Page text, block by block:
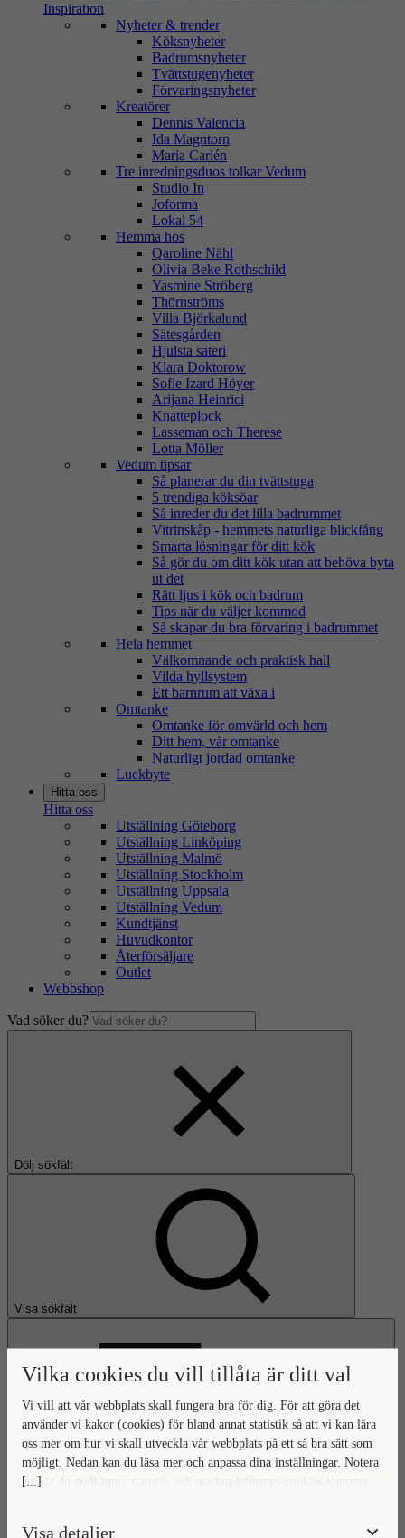
Vilka cookies du vill tillåta är ditt val
[...]
Vi vill att vår webbplats skall fungera bra för dig. För att göra det
använder vi kakor (cookies) för bland annat statistik så att vi kan lära
oss mer om hur vi skall utveckla vår webbplats på ett så bra sätt som
möjligt. Nedan kan du läsa mer och anpassa dina inställningar. Notera
att när du godkänner statistik och marknadsförings-cookies kommer
Visa detaljer
Inspiration
Nyheter & trender
Köksnyheter
Badrumsnyheter
Tvättstugenyheter
Förvaringsnyheter
Kreatörer
Dennis Valencia
Ida Magntorn
Maria Carlén
Tre inredningsduos tolkar Vedum
Studio In
Joforma
Lokal 54
Hemma hos
Qaroline Nähl
Olivia Beke Rothschild
Yasmine Ströberg
Thörnströms
Villa Björkalund
Sätesgården
Hjulsta säteri
Klara Doktorow
Sofie Izard Höyer
Arijana Heinrici
Knatteplock
Lasseman och Therese
Lotta Möller
Vedum tipsar
Så planerar du din tvättstuga
5 trendiga köksöar
Så inreder du det lilla badrummet
Vitrinskåp - hemmets naturliga blickfång
Smarta lösningar för ditt kök
Så gör du om ditt kök utan att behöva byta
ut det
Rätt ljus i kök och badrum
Tips när du väljer kommod
Så skapar du bra förvaring i badrummet
Hela hemmet
Välkomnande och praktisk hall
Vilda hyllsystem
Ett barnrum att växa i
Omtanke
Omtanke för omvärld och hem
Ditt hem, vår omtanke
Naturligt jordad omtanke
Luckbyte
Hitta oss
Hitta oss
Utställning Göteborg
Utställning Linköping
Utställning Malmö
Utställning Stockholm
Utställning Uppsala
Utställning Vedum
Kundtjänst
Huvudkontor
Återförsäljare
Outlet
Webbshop
Vad söker du?
Dölj sökfält
Visa sökfält
Gå till startsidan